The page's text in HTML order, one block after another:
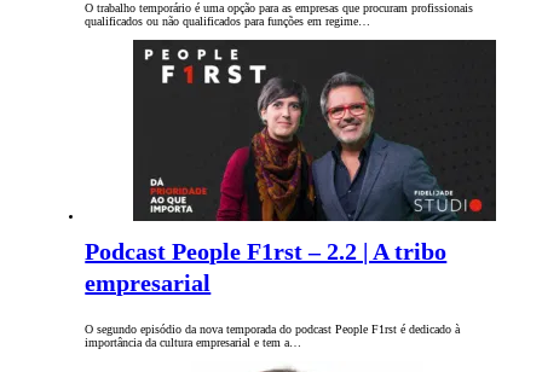
O trabalho temporário é uma opção para as empresas que procuram profissionais
qualificados ou não qualificados para funções em regime…
Podcast People F1rst – 2.2 | A tribo
empresarial
O segundo episódio da nova temporada do podcast People F1rst é dedicado à
importância da cultura empresarial e tem a…